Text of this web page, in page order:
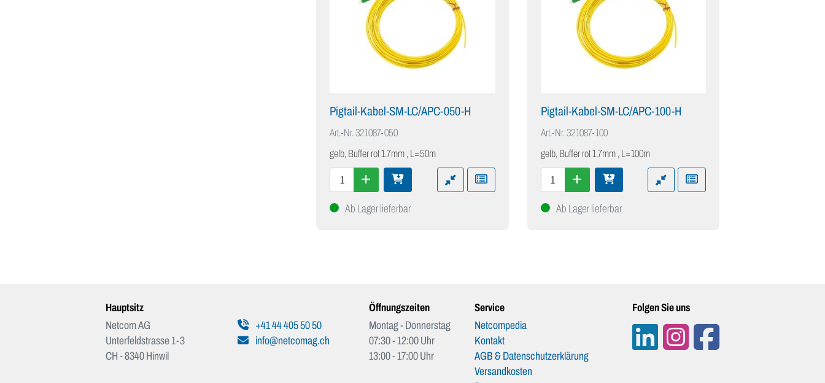
Pigtail-Kabel-SM-LC/APC-050-H
Art.-Nr.321087-050
gelb, Buffer rot 1.7mm , L=50m
Ab Lager lieferbar
Pigtail-Kabel-SM-LC/APC-100-H
Art.-Nr.321087-100
gelb, Buffer rot 1.7mm , L=100m
Ab Lager lieferbar
Hauptsitz
Netcom AG
Unterfeldstrasse 1-3
CH - 8340 Hinwil
+41 44 405 50 50
info@netcomag.ch
Öffnungszeiten
Montag - Donnerstag
07:30 - 12:00 Uhr
13:00 - 17:00 Uhr
Service
Netcompedia
Kontakt
AGB & Datenschutzerklärung
Versandkosten
Folgen Sie uns